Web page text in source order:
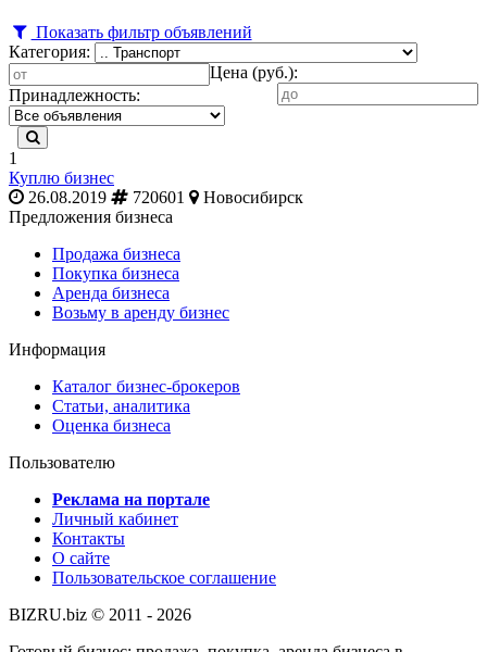
Показать фильтр объявлений
Категория:
Цена (руб.):
Принадлежность:
1
Куплю бизнес
26.08.2019
720601
Новосибирск
Предложения бизнеса
Продажа бизнеса
Покупка бизнеса
Аренда бизнеса
Возьму в аренду бизнес
Информация
Каталог бизнес-брокеров
Статьи, аналитика
Оценка бизнеса
Пользователю
Реклама на портале
Личный кабинет
Контакты
О сайте
Пользовательское соглашение
BIZRU.biz © 2011 - 2026